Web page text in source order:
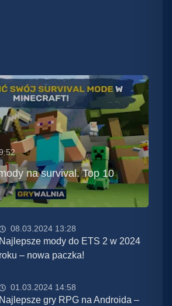
na survival. Top 10
08.03.2024 13:28
Najlepsze mody do ETS 2 w 2024
roku – nowa paczka!
01.03.2024 14:58
Najlepsze gry RPG na Androida –